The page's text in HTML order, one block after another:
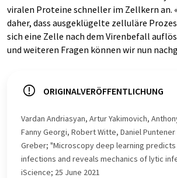
viralen Proteine schneller im Zellkern an.
daher, dass ausgeklügelte zelluläre
sich eine Zelle nach dem Virenbefall
und weiteren Fragen können wir nun
ORIGINALVERÖFFENTLICHUNG
Vardan Andriasyan, Artur Yakimovich,
Fanny Georgi, Robert Witte, Daniel Puntener
Greber; "Microscopy deep learning predicts
infections and reveals mechanics of lytic
iScience; 25 June 2021